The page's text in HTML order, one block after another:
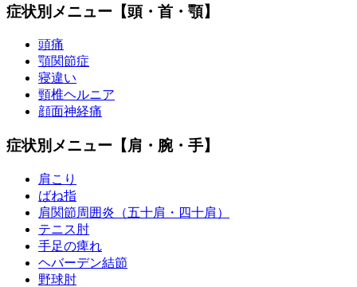
症状別メニュー【頭・首・顎】
頭痛
顎関節症
寝違い
頸椎ヘルニア
顔面神経痛
症状別メニュー【肩・腕・手】
肩こり
ばね指
肩関節周囲炎（五十肩・四十肩）
テニス肘
手足の痺れ
ヘバーデン結節
野球肘